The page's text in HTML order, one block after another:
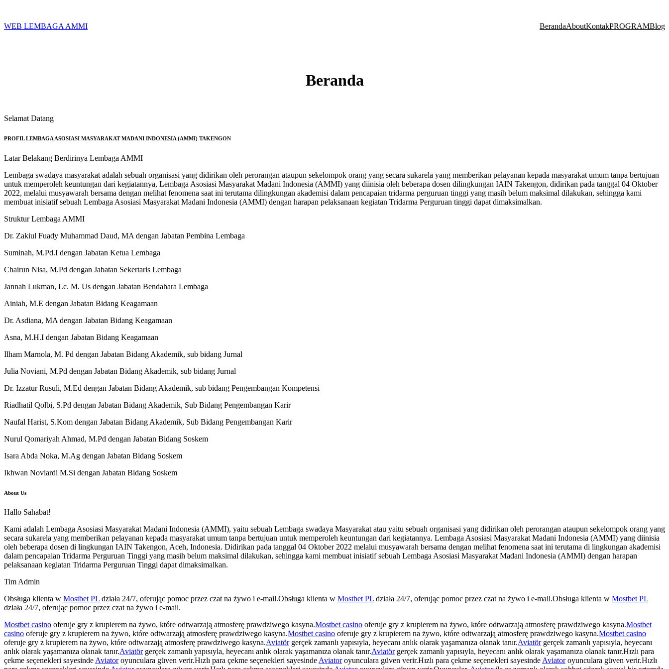
content
WEB LEMBAGA AMMI BerandaAboutKontakPROGRAMBlog
Beranda
Selamat Datang
PROFIL LEMBAGA ASOSIASI MASYARAKAT MADANI INDONESIA (AMMI) TAKENGON
Latar Belakang Berdirinya Lembaga AMMI
Lembaga swadaya masyarakat adalah sebuah organisasi yang didirikan oleh perorangan ataupun sekelompok orang yang secara sukarela yang memberikan pelayanan kepada masyarakat umum tanpa bertujuan
untuk memperoleh keuntungan dari kegiatannya, Lembaga Asosiasi Masyarakat Madani Indonesia (AMMI) yang diinisia oleh beberapa dosen dilingkungan IAIN Takengon, didirikan pada tanggal 04 Oktober
2022, melalui musyawarah bersama dengan melihat fenomena saat ini terutama dilingkungan akademisi dalam pencapaian tridarma perguruan tinggi yang masih belum maksimal dilakukan, sehingga kami
membuat inisiatif sebuah Lembaga Asosiasi Masyarakat Madani Indonesia (AMMI) dengan harapan pelaksanaan kegiatan Tridarma Perguruan tinggi dapat dimaksimalkan.
Struktur Lembaga AMMI
Dr. Zakiul Fuady Muhammad Daud, MA dengan Jabatan Pembina Lembaga
Suminah, M.Pd.I dengan Jabatan Ketua Lembaga
Chairun Nisa, M.Pd dengan Jabatan Sekertaris Lembaga
Jannah Lukman, Lc. M. Us dengan Jabatan Bendahara Lembaga
Ainiah, M.E dengan Jabatan Bidang Keagamaan
Dr. Asdiana, MA dengan Jabatan Bidang Keagamaan
Asna, M.H.I dengan Jabatan Bidang Keagamaan
Ilham Marnola, M. Pd dengan Jabatan Bidang Akademik, sub bidang Jurnal
Julia Noviani, M.Pd dengan Jabatan Bidang Akademik, sub bidang Jurnal
Dr. Izzatur Rusuli, M.Ed dengan Jabatan Bidang Akademik, sub bidang Pengembangan Kompetensi
Riadhatil Qolbi, S.Pd dengan Jabatan Bidang Akademik, Sub Bidang Pengembangan Karir
Naufal Harist, S.Kom dengan Jabatan Bidang Akademik, Sub Bidang Pengembangan Karir
Nurul Qomariyah Ahmad, M.Pd dengan Jabatan Bidang Soskem
Isara Abda Noka, M.Ag dengan Jabatan Bidang Soskem
Ikhwan Noviardi M.Si dengan Jabatan Bidang Soskem
About Us
Hallo Sahabat!
Kami adalah Lembaga Asosiasi Masyarakat Madani Indonesia (AMMI), yaitu sebuah Lembaga swadaya Masyarakat atau yaitu sebuah organisasi yang didirikan oleh perorangan ataupun sekelompok orang yang
secara sukarela yang memberikan pelayanan kepada masyarakat umum tanpa bertujuan untuk memperoleh keuntungan dari kegiatannya. Lembaga Asosiasi Masyarakat Madani Indonesia (AMMI) yang diinisia
oleh beberapa dosen di lingkungan IAIN Takengon, Aceh, Indonesia. Didirikan pada tanggal 04 Oktober 2022 melalui musyawarah bersama dengan melihat fenomena saat ini terutama di lingkungan akademisi
dalam pencapaian Tridarma Perguruan Tinggi yang masih belum maksimal dilakukan, sehingga kami membuat inisiatif sebuah Lembaga Asosiasi Masyarakat Madani Indonesia (AMMI) dengan harapan
pelaksanaan kegiatan Tridarma Perguruan Tinggi dapat dimaksimalkan.
Tim Admin
Obsługa klienta w Mostbet PL działa 24/7, oferując pomoc przez czat na żywo i e-mail.Obsługa klienta w Mostbet PL działa 24/7, oferując pomoc przez czat na żywo i e-mail.Obsługa klienta w Mostbet PL
działa 24/7, oferując pomoc przez czat na żywo i e-mail.
Mostbet casino oferuje gry z krupierem na żywo, które odtwarzają atmosferę prawdziwego kasyna.Mostbet casino oferuje gry z krupierem na żywo, które odtwarzają atmosferę prawdziwego kasyna.Mostbet
casino oferuje gry z krupierem na żywo, które odtwarzają atmosferę prawdziwego kasyna.Mostbet casino oferuje gry z krupierem na żywo, które odtwarzają atmosferę prawdziwego kasyna.Mostbet casino
oferuje gry z krupierem na żywo, które odtwarzają atmosferę prawdziwego kasyna.Aviatörgerçek zamanlı yapısıyla, heyecanı anlık olarak yaşamanıza olanak tanır.Aviatörgerçek zamanlı yapısıyla, heyecanı
anlık olarak yaşamanıza olanak tanır.Aviatörgerçek zamanlı yapısıyla, heyecanı anlık olarak yaşamanıza olanak tanır.Aviatörgerçek zamanlı yapısıyla, heyecanı anlık olarak yaşamanıza olanak tanır.Hızlı para
çekme seçenekleri sayesindeAviatoroyunculara güven verir.Hızlı para çekme seçenekleri sayesindeAviatoroyunculara güven verir.Hızlı para çekme seçenekleri sayesindeAviatoroyunculara güven verir.Hızlı